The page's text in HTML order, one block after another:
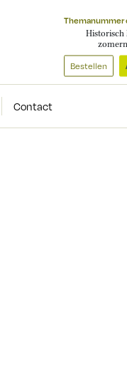
Themanummer
Historisch
Bestellen
Contact